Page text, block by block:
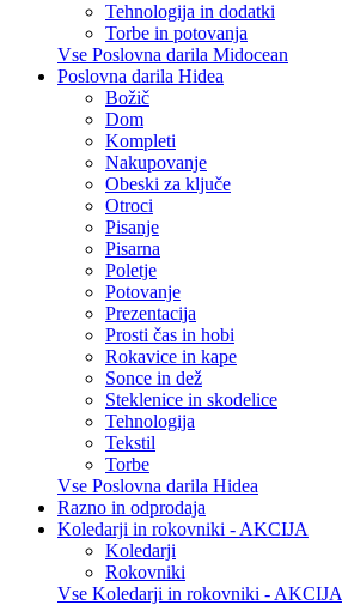
Tehnologija in dodatki
Torbe in potovanja
Vse Poslovna darila Midocean
Poslovna darila Hidea
Božič
Dom
Kompleti
Nakupovanje
Obeski za ključe
Otroci
Pisanje
Pisarna
Poletje
Potovanje
Prezentacija
Prosti čas in hobi
Rokavice in kape
Sonce in dež
Steklenice in skodelice
Tehnologija
Tekstil
Torbe
Vse Poslovna darila Hidea
Razno in odprodaja
Koledarji in rokovniki - AKCIJA
Koledarji
Rokovniki
Vse Koledarji in rokovniki - AKCIJA